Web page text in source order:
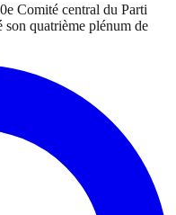
Comité central du Parti
quatrième plénum de